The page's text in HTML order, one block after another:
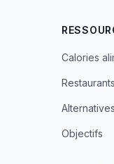
Calories
Restaurants
Alternatives
Objectifs